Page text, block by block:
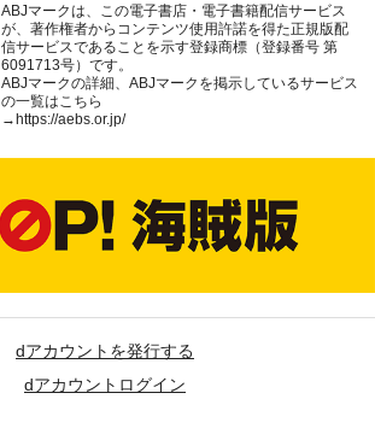
ABJマークは、この電子書店・電子書籍配信サービス
が、著作権者からコンテンツ使用許諾を得た正規版配
信サービスであることを示す登録商標（登録番号 第
6091713号）です。
ABJマークの詳細、ABJマークを掲示しているサービス
の一覧はこちら
→https://aebs.or.jp/
dアカウントを発行する
dアカウントログイン